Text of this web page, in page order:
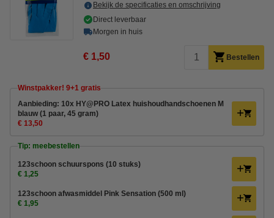
Bekijk de specificaties en omschrijving
Direct leverbaar
Morgen in huis
€ 1,50 Bestellen
Winstpakker! 9+1 gratis
Aanbieding: 10x HY@PRO Latex huishoudhandschoenen M
blauw (1 paar, 45 gram)
€ 13,50
Tip: meebestellen
123schoon schuurspons (10 stuks)
€ 1,25
123schoon afwasmiddel Pink Sensation (500 ml)
€ 1,95